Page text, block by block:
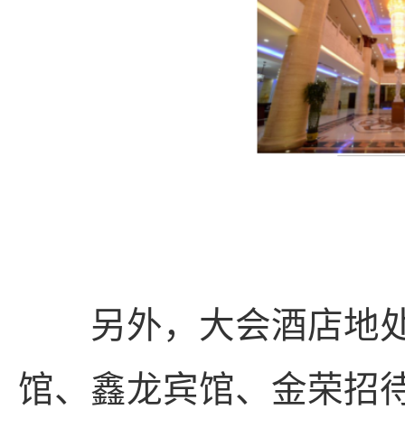
另外，大会酒店地处
馆、鑫龙宾馆、金荣招